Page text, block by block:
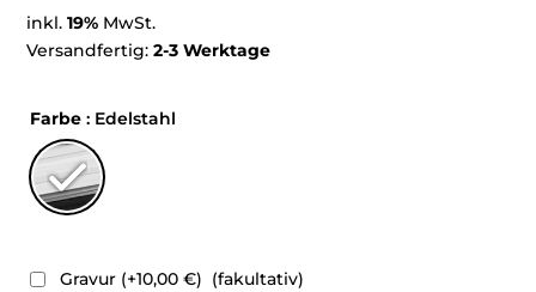
inkl.19% MwSt.
Versandfertig:2-3 Werktage
Farbe : Edelstahl
Gravur (+10,00€) (fakultativ)